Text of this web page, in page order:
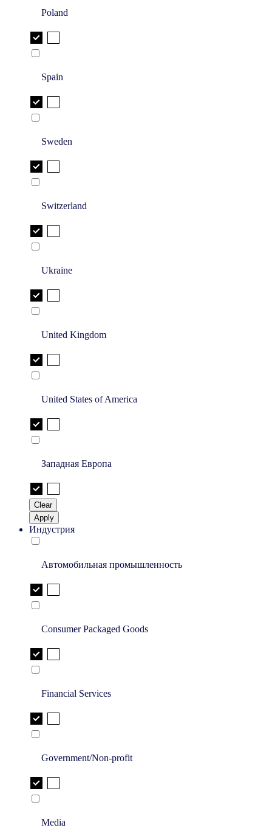
Poland
Spain
Sweden
Switzerland
Ukraine
United Kingdom
United States of America
Западная Европа
Clear
Apply
Индустрия
Автомобильная промышленность
Consumer Packaged Goods
Financial Services
Government/Non-profit
Media